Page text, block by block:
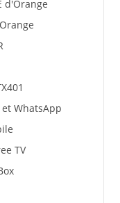
d'Orange
WhatsApp
TV